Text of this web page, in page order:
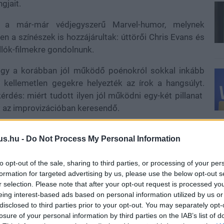
- Do Not Process My Personal Information
opt-out of the sale, sharing to third parties, or processing of your
for targeted advertising by us, please use the below opt-out
selection. Please note that after your opt-out request is processed
interest-based ads based on personal information utilized by us
to third parties prior to your opt-out. You may separately
of your personal information by third parties on the IAB’s list of
már védjegyszerű Marvel-humor, melynek
a színészek is hozzájárultak: úttörői Chris Evans és
filmekre gondolnunk.
a korábban jól működő poénokról sokkal inkább
gegekre helyezték az írok a hangsúlyt.
miért tudott ilyen jól működni egy-két pillanat
improvizációban keresendő.
őrzői: 3. rész ajtónyitós jelenete során
abszolút rögtönzött volt - hamar emlékezetessé is
említett Chris Hemsworth sem, ennek eredményeit
tetten. Mi több, ahogy azt Kevin Feige
2017-ben